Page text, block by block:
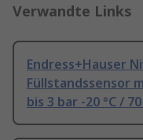
Verwandte Links
Endress+Hauser
Füllstandssensor
bis 3 bar -20 °C / 70